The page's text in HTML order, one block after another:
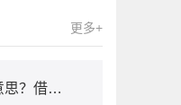
更多+
银行借方和贷方是什么意思？借方和贷方有哪些应用？